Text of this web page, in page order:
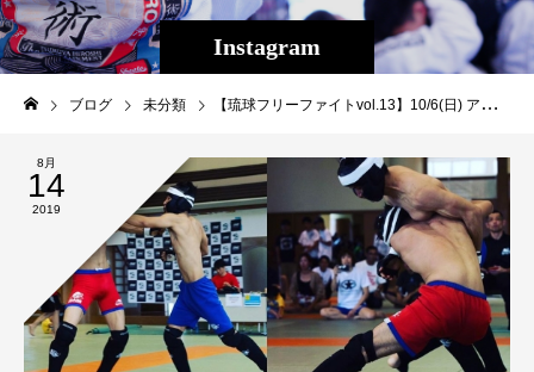
Instagram
ブログ 未分類 【琉球フリーファイトvol.13】10/6(日) アマチュア修斗・グラップリング・柔術ワンマッチ大会がグランドスラムAPP主催によりTheパラエストラ沖縄コザスタジオで行われます！ http://j-shooto.com/2019/08/13/post-25095/ コザスタジオのリングを使用して初の試みの大会で、ワンマッチが中心、初心者にも出場しやすい試合となります。 県内選手関係者の皆様、日頃の成果を試す場所、経験の場として是非エントリーして下さい。 選手関係者の皆様御周知の程よろしくお願い致します！！ #アマチュア修斗 #グラップリング #パラエストラ #沖縄 #那覇 #与儀 #MMA #shooto #コザ #総合格闘技 #修斗 #キックボクシング #柔術 #jiujitsu #ダイエット
8月
14
2019